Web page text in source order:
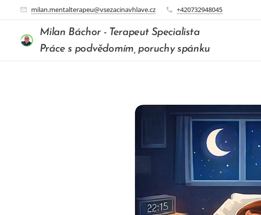
milan.mentalterapeu@vsezacinavhlave.cz +420732948045
Milan Báchor - Terapeut Specialista
Práce s podvědomím, poruchy spánku